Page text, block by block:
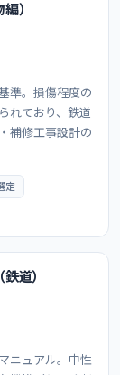
）
準。損傷程度の
れており、鉄道
補修工事設計の
定
道）
ニュアル。中性